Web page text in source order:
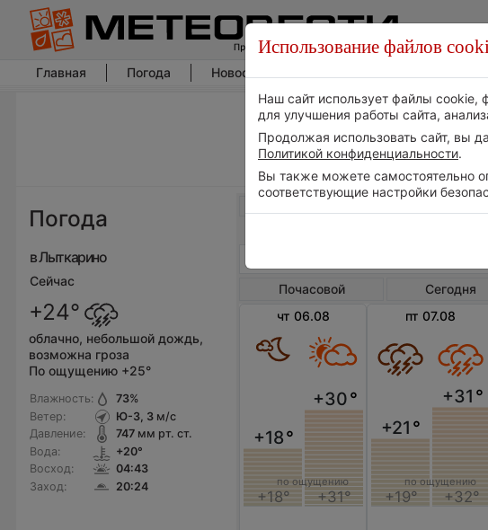
Главная Погода Новости погоды
Погода
в Лыткарино
Сейчас
+24°
облачно, небольшой дождь,
возможна гроза
По ощущению +25°
Влажность:
Ветер:
Давление:
Вода:
Восход:
Заход:
73%
Ю-З, 3м/с
747мм рт. ст.
+20°
04:43
20:24
Почасовой Сегодня
чт 06.08
+18°
+18°
+30°
+31°
по ощущению
пт 07.08
+21 °
+19°
+31 °
+32°
по ощущению
Использование файлов
Наш сайт использует файлы cookie,
для улучшения работы сайта,
Продолжая использовать сайт, вы
Политикой конфиденциальности.
Вы также можете самостоятельно
соответствующие настройки